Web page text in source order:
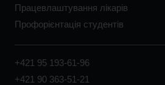
Працевлаштування лікарів
Профорієнтація студентів
+421 95 193-61-96
+421 90 363-51-21